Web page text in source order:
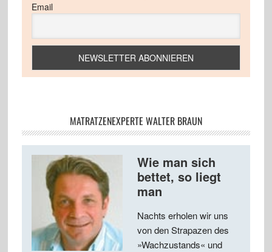
Email
MATRATZENEXPERTE WALTER BRAUN
Wie man sich
bettet, so liegt
man
Nachts erholen wir uns
von den Strapazen des
»Wachzustands« und